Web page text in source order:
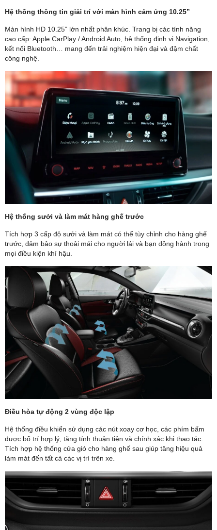
Hệ thống thông tin giải trí với màn hình cảm ứng 10.25”
Màn hình HD 10.25” lớn nhất phân khúc. Trang bị các tính năng
cao cấp: Apple CarPlay / Android Auto, hệ thống định vị Navigation,
kết nối Bluetooth… mang đến trải nghiệm hiện đại và đậm chất
công nghệ.
Hệ thống sưởi và làm mát hàng ghế trước
Tích hợp 3 cấp độ sưởi và làm mát có thể tùy chỉnh cho hàng ghế
trước, đảm bảo sự thoải mái cho người lái và bạn đồng hành trong
mọi điều kiện khí hậu.
Điều hòa tự động 2 vùng độc lập
Hệ thống điều khiển sử dụng các nút xoay cơ học, các phím bấm
được bố trí hợp lý, tăng tính thuận tiện và chính xác khi thao tác.
Tích hợp hệ thống cửa gió cho hàng ghế sau giúp tăng hiệu quả
làm mát đến tất cả các vị trí trên xe.